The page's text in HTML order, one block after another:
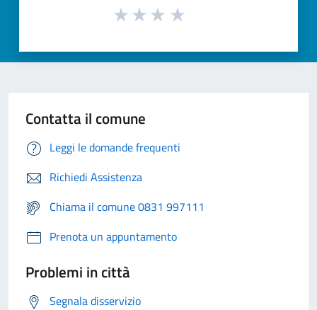
Contatta il comune
Leggi le domande frequenti
Richiedi Assistenza
Chiama il comune 0831 997111
Prenota un appuntamento
Problemi in città
Segnala disservizio